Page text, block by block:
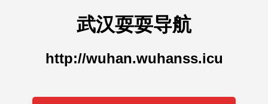
武汉耍耍导航
http://wuhan.wuhanss.icu